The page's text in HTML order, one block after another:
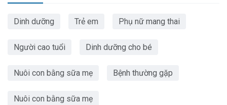
Dinh dưỡng Trẻ em Phụ nữ mang thai
Người cao tuổi Dinh dưỡng cho bé
Nuôi con bằng sữa mẹ Bệnh thường gặp
Nuôi con bằng sữa mẹ